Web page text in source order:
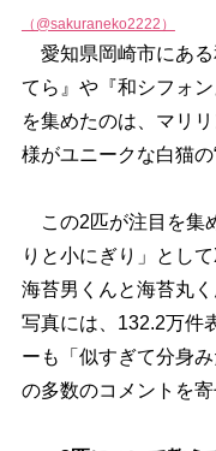
（@sakuraneko2222）
愛知県岡崎市にある
てら』や『和シフォ
を集めたのは、マリ
様がユニークな白猫の
この2匹が注目を集
りと小にぎり」とし
海苔男くんと海苔丸
写真には、132.2万件
ーも「似すぎて分身
の多数のコメントを寄